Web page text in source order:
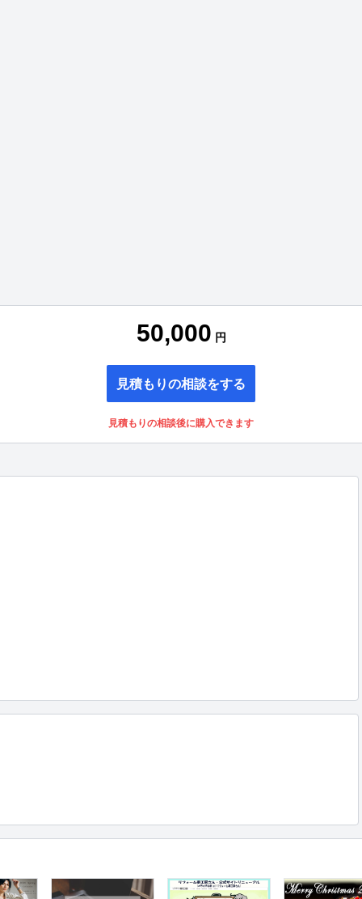
50,000 円
見積もりの相談をする
見積もりの相談後に購入できます